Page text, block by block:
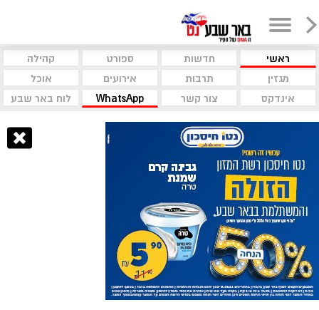
ראשי חדשות ספורט
קהילה
מגזין
תרבות אירועים
אוכל
אינדקס
צור קשר WhatsApp לוח באר שבע